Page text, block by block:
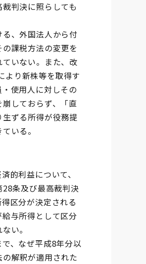
判決に照らしても
、外国法人から付
課税方法の変更を
いない。また、改
より新株等を取得す
使用人に対しその
しておらず、「直
ずる所得が役務提
いる。
的利益について、
条及び最高裁判決
区分が決定される
与所得として区分
い。
、なぜ平成8年分以
解釈が適用された